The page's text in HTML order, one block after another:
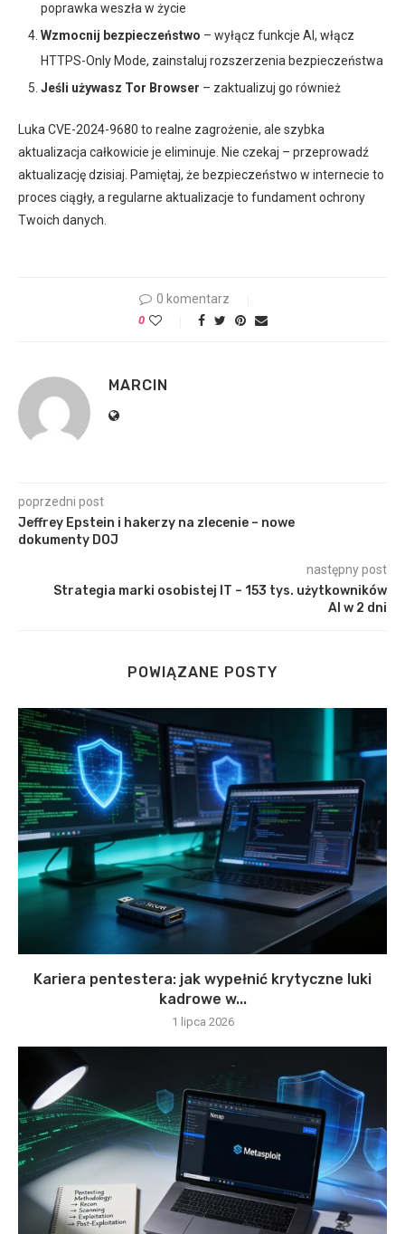
poprawka weszła w życie
Wzmocnij bezpieczeństwo – wyłącz funkcje AI, włącz
HTTPS-Only Mode, zainstaluj rozszerzenia bezpieczeństwa
Jeśli używasz Tor Browser – zaktualizuj go również
Luka CVE-2024-9680 to realne zagrożenie, ale szybka
aktualizacja całkowicie je eliminuje. Nie czekaj – przeprowadź
aktualizację dzisiaj. Pamiętaj, że bezpieczeństwo w internecie to
proces ciągły, a regularne aktualizacje to fundament ochrony
Twoich danych.
0 komentarz
0
MARCIN
poprzedni post
Jeffrey Epstein i hakerzy na zlecenie – nowe
dokumenty DOJ
następny post
Strategia marki osobistej IT – 153 tys. użytkowników
AI w 2 dni
POWIĄZANE POSTY
Kariera pentestera: jak wypełnić krytyczne luki
kadrowe w...
1 lipca 2026